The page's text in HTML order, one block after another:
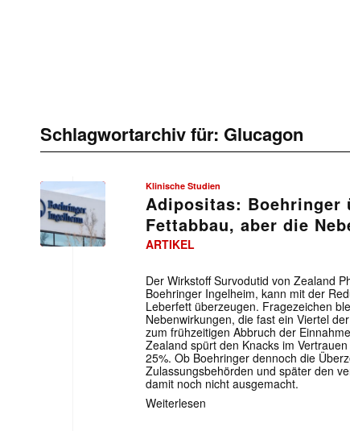
Schlagwortarchiv für: Glucagon
Klinische Studien
Adipositas: Boehringer
Fettabbau, aber die
ARTIKEL
Der Wirkstoff Survodutid von Zealand
Boehringer Ingelheim, kann mit der
Leberfett überzeugen. Fragezeichen
Nebenwirkungen, die fast ein Viertel
zum frühzeitigen Abbruch der
Zealand spürt den Knacks im
25%. Ob Boehringer dennoch die
Zulassungsbehörden und später den
damit noch nicht ausgemacht.
Weiterlesen